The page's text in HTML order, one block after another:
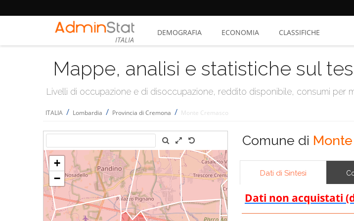
ITALIA
DEMOGRAFIA ECONOMIA CLASSIFICHE
Mappe, analisi e statistiche sul
Livelli di occupazione e di disoccupazione, reddito disponibile, consumi
ITALIA / Lombardia / Provincia di Cremona / Monte Cremasco
Comune di
Dati di Sintesi
Dati non acquistati